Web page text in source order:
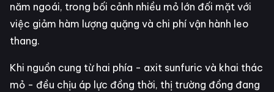
năm ngoái, trong bối cảnh nhiều mỏ lớn đối mặt với
việc giảm hàm lượng quặng và chi phí vận hành leo
thang.
Khi nguồn cung từ hai phía - axit sunfuric và khai thác
mỏ - đều chịu áp lực đồng thời, thị trường đồng đang